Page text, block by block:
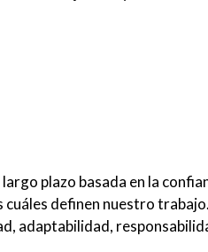
plazo basada en la
definen nuestro
adaptabilidad,